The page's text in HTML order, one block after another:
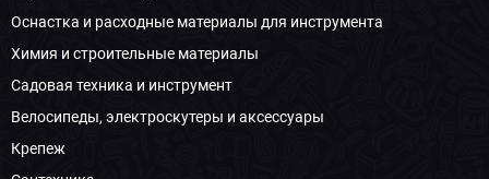
Оснастка и расходные материалы для инструмента
Химия и строительные материалы
Садовая техника и инструмент
Велосипеды, электроскутеры и аксессуары
Крепеж